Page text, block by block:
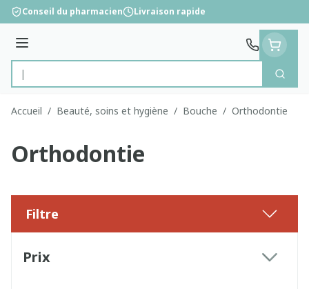
Aller au contenu
Conseil du pharmacien Livraison rapide
Menu
Rechercher
Accueil / Beauté, soins et hygiène / Bouche / Orthodontie
Orthodontie
Filtre
Prix